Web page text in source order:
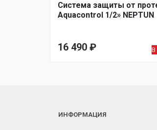
Система защиты от
Aquacontrol 1/2» NEPTUN
16 490 ₽ В
ИНФОРМАЦИЯ